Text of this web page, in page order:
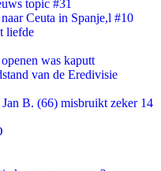
topic #31
Ceuta in Spanje,l #10
liefde
was kaputt
van de Eredivisie
B. (66) misbruikt zeker 14